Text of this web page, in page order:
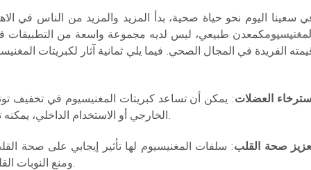
سعينا اليوم نحو حياة صحية، بدأ المزيد والمزيد من الناس في
كمعدن طبيعي، ليس لديه مجموعة واسعة من التطبيقات
الفريدة في المجال الصحي. فيما يلي ثمانية آثار لكبريتات
العضلات: يمكن أن تساعد كبريتات المغنيسيوم في تخفيف
الخارجي أو الاستخدام الداخلي، يمكنه تخفيف آلام وتشنجات العضلات بشكل فعال.
صحة القلب: سلفات المغنيسيوم لها تأثير إيجابي على
ومنع النوبات القلبية، والحفاظ على الوظيفة الطبيعية للقلب.